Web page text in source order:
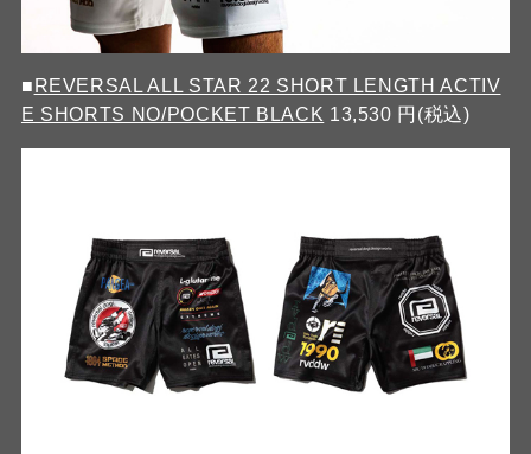
■ REVERSAL ALL STAR 22 SHORT LENGTH ACTIV
E SHORTS NO/POCKET BLACK 13,530 円(税込)